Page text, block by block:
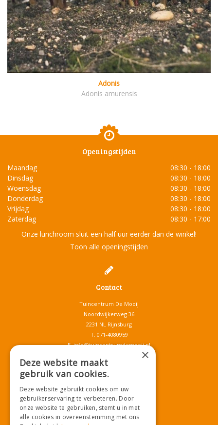
Adonis
Adonis amurensis
Openingstijden
Maandag
08:30 - 18:00
Dinsdag
08:30 - 18:00
Woensdag
08:30 - 18:00
Donderdag
08:30 - 18:00
Vrijdag
08:30 - 18:00
Zaterdag
08:30 - 17:00
Onze lunchroom sluit een half uur eerder dan de winkel!
Toon alle openingstijden
Contact
Tuincentrum De Mooij
Noordwijkerweg 36
2231 NL Rijnsburg
T. 071-4080959
E.info@tuincentrumdemooij.nl
Download onze App!
×
Deze website maakt
gebruik van cookies.
Deze website gebruikt cookies om uw
gebruikerservaring te verbeteren. Door
onze website te gebruiken, stemt u in met
alle cookies in overeenstemming met ons